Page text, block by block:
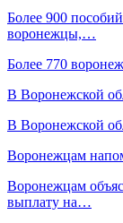
Более 900
воронежцы,…
Более 770
В Воронежской
В Воронежской
Воронежцам
Воронежцам
выплату на…